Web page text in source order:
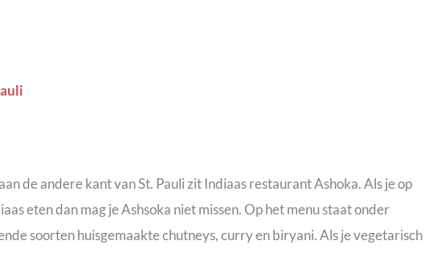
de andere kant van St. Pauli zit Indiaas restaurant Ashoka. Als je op
eten dan mag je Ashsoka niet missen. Op het menu staat onder
soorten huisgemaakte chutneys, curry en biryani. Als je vegetarisch